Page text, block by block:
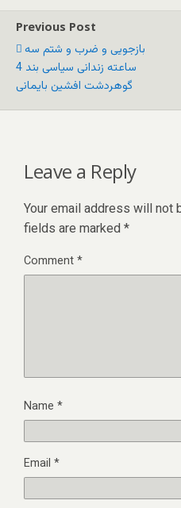
Previous Post
بازجویی و ضرب و شتم سه
ساعته زندانی سیاسی بند 4
گوهردشت افشین بایمانی
Leave a Reply
Your email address will not
fields are marked *
Comment*
Name *
Email *